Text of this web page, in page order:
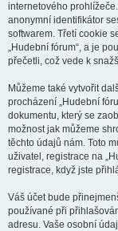
internetového
anonymní identifikátor
softwarem. Třetí cookie
„Hudební fórum“, a je
přečetli, což vede k
Můžeme také vytvořit
procházení „Hudební
dokumentu, který se
možnost jak můžeme
těchto údajů nám. Toto
uživatel, registrace na
registrace, když jste
Váš účet bude
používané při
adresu. Vaše osobní